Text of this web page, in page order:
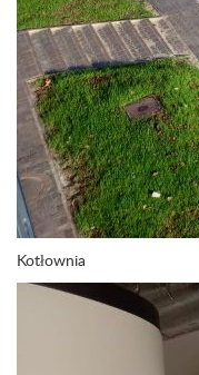
Kotłownia